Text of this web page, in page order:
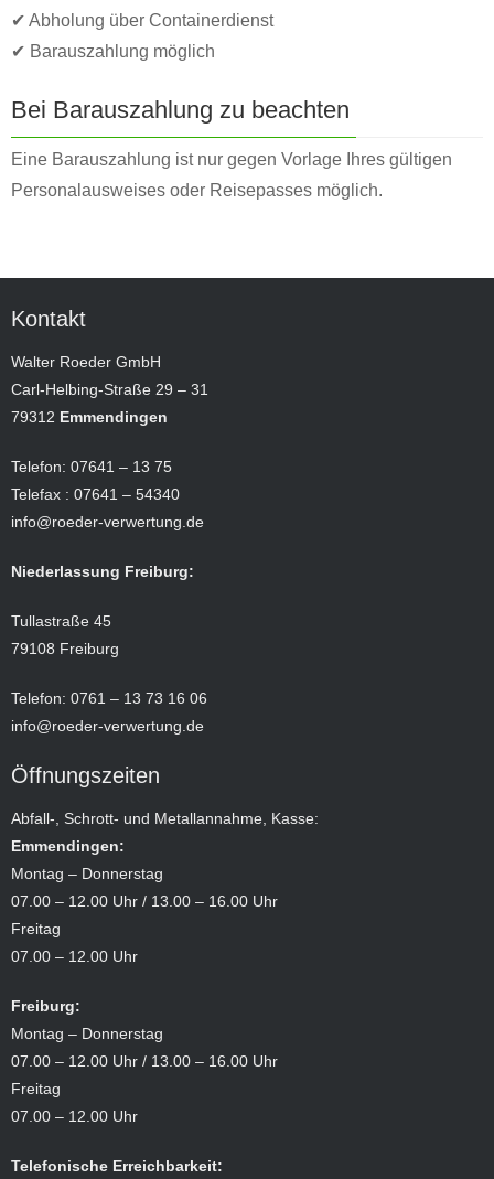
✔ Abholung über Containerdienst
✔ Barauszahlung möglich
Bei Barauszahlung zu beachten
Eine Barauszahlung ist nur gegen Vorlage Ihres gültigen
Personalausweises oder Reisepasses möglich.
Kontakt
Walter Roeder GmbH
Carl-Helbing-Straße 29 – 31
79312 Emmendingen
Telefon: 07641 – 13 75
Telefax : 07641 – 54340
info@roeder-verwertung.de
Niederlassung Freiburg:
Tullastraße 45
79108 Freiburg
Telefon: 0761 – 13 73 16 06
info@roeder-verwertung.de
Öffnungszeiten
Abfall-, Schrott- und Metallannahme, Kasse:
Emmendingen:
Montag – Donnerstag
07.00 – 12.00 Uhr / 13.00 – 16.00 Uhr
Freitag
07.00 – 12.00 Uhr
Freiburg:
Montag – Donnerstag
07.00 – 12.00 Uhr / 13.00 – 16.00 Uhr
Freitag
07.00 – 12.00 Uhr
Telefonische Erreichbarkeit: